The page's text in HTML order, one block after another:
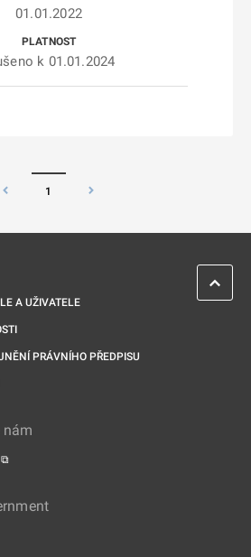
01.01.2022
k 01.01.2024
1
A UŽIVATELE
PRÁVNÍHO PŘEDPISU
nám
⧉